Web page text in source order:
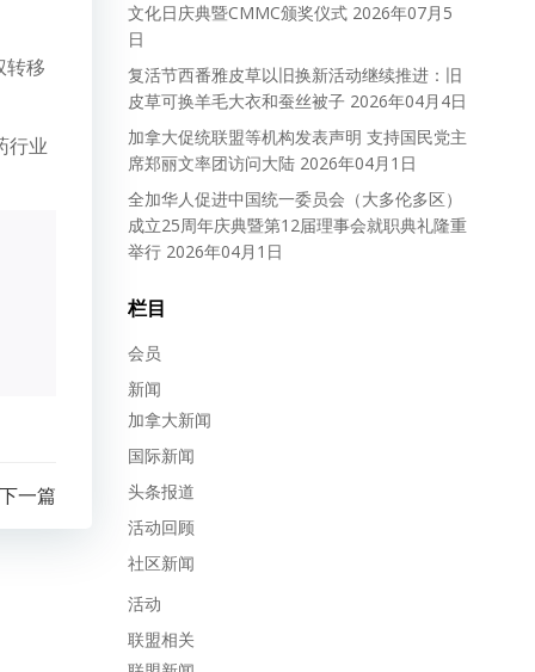
转移
行业
一篇
文化日庆典暨CMMC颁奖仪式 2026年07月5
日
复活节西番雅皮草以旧换新活动继续推进：旧
皮草可换羊毛大衣和蚕丝被子 2026年04月4日
加拿大促统联盟等机构发表声明 支持国民党主
席郑丽文率团访问大陆 2026年04月1日
全加华人促进中国统一委员会（大多伦多区）
成立25周年庆典暨第12届理事会就职典礼隆重
举行 2026年04月1日
栏目
会员
新闻
加拿大新闻
国际新闻
头条报道
活动回顾
社区新闻
活动
联盟相关